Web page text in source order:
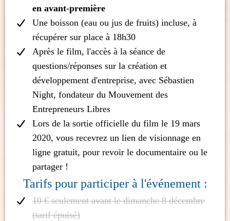
en avant-première
Une boisson (eau ou jus de fruits) incluse, à
récupérer sur place à 18h30
Après le film, l'accès à la séance de
questions/réponses sur la création et
développement d'entreprise, avec Sébastien
Night, fondateur du Mouvement des
Entrepreneurs Libres
Lors de la sortie officielle du film le 19 mars
2020, vous recevrez un lien de visionnage en
ligne gratuit, pour revoir le documentaire ou le
partager !
Tarifs pour participer à l'événement :
10 € seulement avant le dimanche 8 décembre
(tarif épuisé)